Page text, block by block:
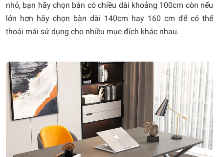
nhỏ, bạn hãy chọn bàn có chiều dài khoảng 100cm còn nếu
lớn hơn hãy chọn bàn dài 140cm hay 160 cm để có thể
thoải mái sử dụng cho nhiều mục đích khác nhau.